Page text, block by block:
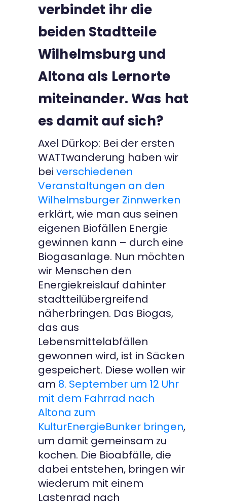
verbindet ihr die
beiden Stadtteile
Wilhelmsburg und
Altona als Lernorte
miteinander. Was hat
es damit auf sich?
Axel Dürkop: Bei der ersten
WATTwanderung haben wir
bei verschiedenen
Veranstaltungen an den
Wilhelmsburger Zinnwerken
erklärt, wie man aus seinen
eigenen Biofällen Energie
gewinnen kann – durch eine
Biogasanlage. Nun möchten
wir Menschen den
Energiekreislauf dahinter
stadtteilübergreifend
näherbringen. Das Biogas,
das aus
Lebensmittelabfällen
gewonnen wird, ist in Säcken
gespeichert. Diese wollen wir
am 8. September um 12 Uhr
mit dem Fahrrad nach
Altona zum
KulturEnergieBunker bringen,
um damit gemeinsam zu
kochen. Die Bioabfälle, die
dabei entstehen, bringen wir
wiederum mit einem
Lastenrad nach